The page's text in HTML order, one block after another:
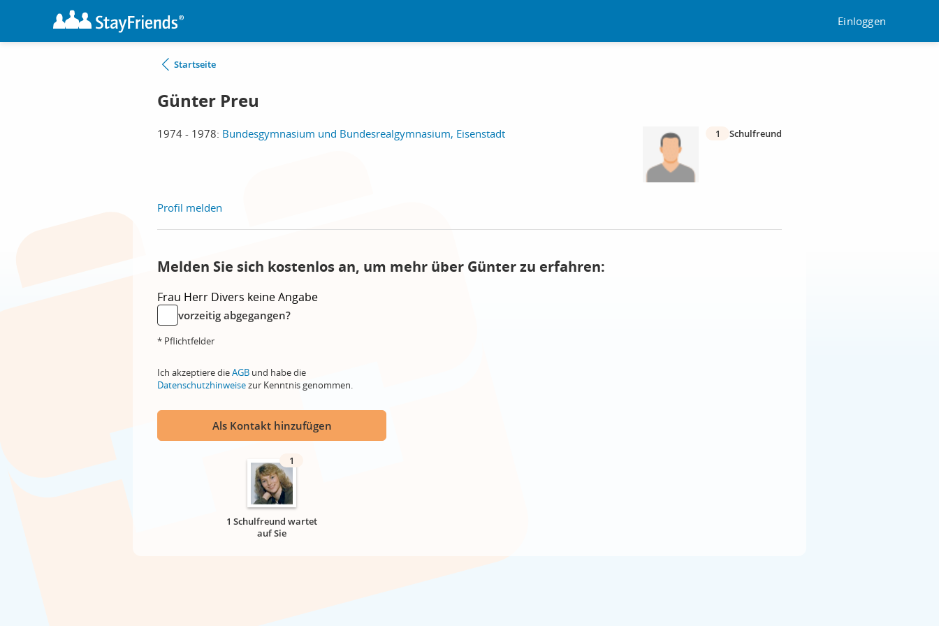
Einloggen
Startseite
Günter Preu
1974 - 1978: Bundesgymnasium und Bundesrealgymnasium, Eisenstadt 1 Schulfreund
Profil melden
Melden Sie sich kostenlos an, um mehr über Günter zu erfahren:
Frau Herr Divers keine Angabe
vorzeitig abgegangen?
* Pflichtfelder
Ich akzeptiere dieAGB und habe die
Datenschutzhinweisezur Kenntnis genommen.
Als Kontakt hinzufügen
1
1 Schulfreund wartet
auf Sie